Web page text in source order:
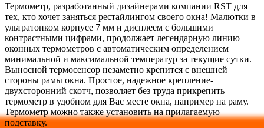
Термометр, разработанный дизайнерами компании RST для
тех, кто хочет заняться рестайлингом своего окна! Малютки в
ультратонком корпусе 7 мм и дисплеем с большими
контрастными цифрами, продолжает легендарную линию
оконных термометров с автоматическим определением
минимальной и максимальной температур за текущие сутки.
Выносной термосенсор незаметно крепится с внешней
стороны рамы окна. Простое, надежное крепление-
двухсторонний скотч, позволяет без труда прикрепить
термометр в удобном для Вас месте окна, например на раму.
Термометр можно также установить на прилагаемую
подставку.